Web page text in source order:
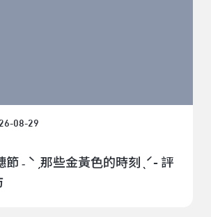
08-29
節 ˗ ˋˏ那些金黃色的時刻ˎˊ- ⁣評